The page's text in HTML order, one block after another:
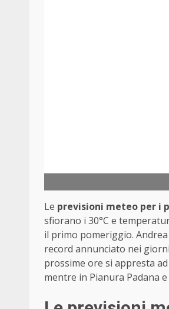
Le previsioni meteo per i
sfiorano i 30°C e
il primo pomeriggio.
record annunciato nei
prossime ore si appresta
mentre in Pianura Padana